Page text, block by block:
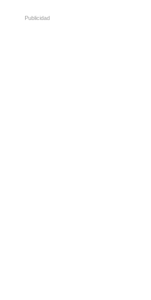
Publicidad